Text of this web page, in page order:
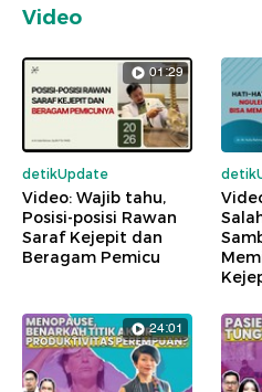
Video
01:29
detikUpdate
Video: Wajib tahu,
Posisi-posisi Rawan
Saraf Kejepit dan
Beragam Pemicu
24:01